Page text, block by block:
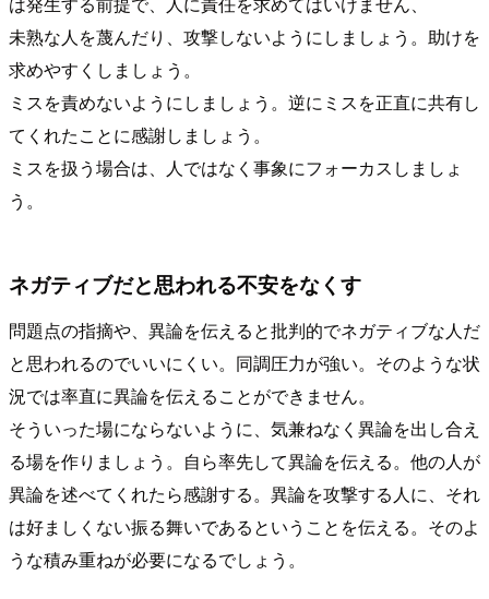
未熟な人を蔑んだり、攻撃しないようにしましょう。助けを
求めやすくしましょう。
ミスを責めないようにしましょう。逆にミスを正直に共有し
てくれたことに感謝しましょう。
ミスを扱う場合は、人ではなく事象にフォーカスしましょ
う。
ネガティブだと思われる不安をなくす
問題点の指摘や、異論を伝えると批判的でネガティブな人だ
と思われるのでいいにくい。同調圧力が強い。そのような状
況では率直に異論を伝えることができません。
そういった場にならないように、気兼ねなく異論を出し合え
る場を作りましょう。自ら率先して異論を伝える。他の人が
異論を述べてくれたら感謝する。異論を攻撃する人に、それ
は好ましくない振る舞いであるということを伝える。そのよ
うな積み重ねが必要になるでしょう。